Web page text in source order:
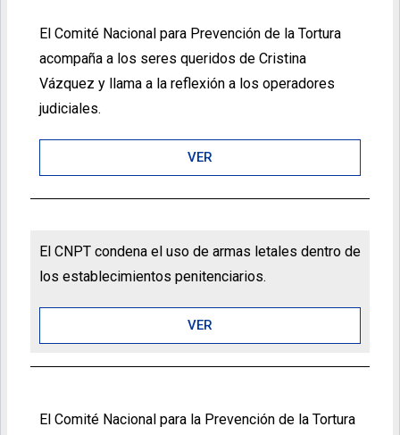
El Comité Nacional para Prevención de la Tortura
acompaña a los seres queridos de Cristina
Vázquez y llama a la reflexión a los operadores
judiciales.
VER
El CNPT condena el uso de armas letales dentro de
los establecimientos penitenciarios.
VER
El Comité Nacional para la Prevención de la Tortura